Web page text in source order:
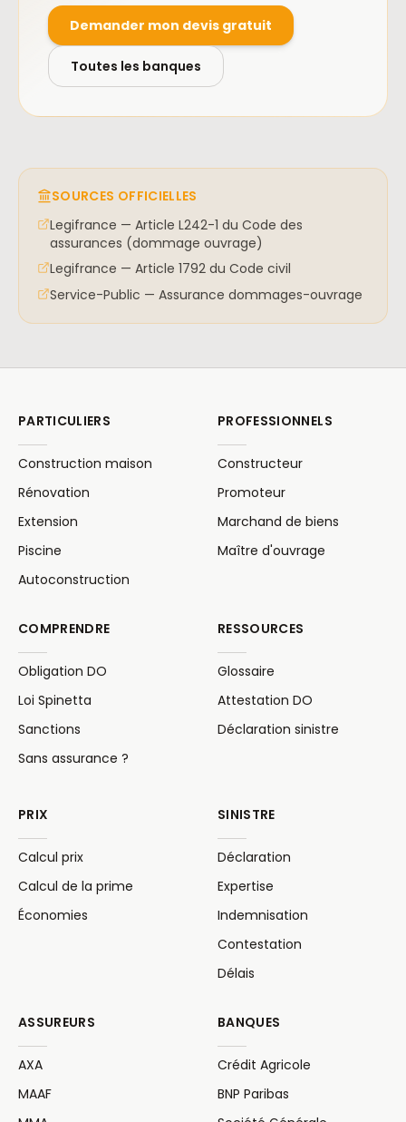
Demander mon devis gratuit
Toutes les banques
SOURCES OFFICIELLES
Legifrance — Article L242-1 du Code des
assurances (dommage ouvrage)
Legifrance — Article 1792 du Code civil
Service-Public — Assurance dommages-ouvrage
PARTICULIERS
Construction maison
Rénovation
Extension
Piscine
Autoconstruction
PROFESSIONNELS
Constructeur
Promoteur
Marchand de biens
Maître d'ouvrage
COMPRENDRE
Obligation DO
Loi Spinetta
Sanctions
Sans assurance ?
RESSOURCES
Glossaire
Attestation DO
Déclaration sinistre
PRIX
Calcul prix
Calcul de la prime
Économies
SINISTRE
Déclaration
Expertise
Indemnisation
Contestation
Délais
ASSUREURS
AXA
MAAF
BANQUES
Crédit Agricole
BNP Paribas